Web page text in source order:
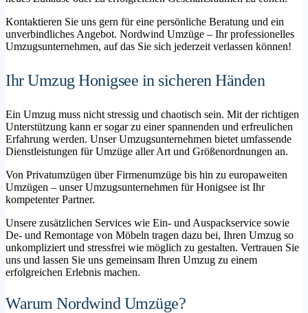
Kontaktieren Sie uns gern für eine persönliche Beratung und ein
unverbindliches Angebot. Nordwind Umzüge – Ihr professionelles
Umzugsunternehmen, auf das Sie sich jederzeit verlassen können!
Ihr Umzug Honigsee in sicheren Händen
Ein Umzug muss nicht stressig und chaotisch sein. Mit der richtigen
Unterstützung kann er sogar zu einer spannenden und erfreulichen
Erfahrung werden. Unser Umzugsunternehmen bietet umfassende
Dienstleistungen für Umzüge aller Art und Größenordnungen an.
Von Privatumzügen über Firmenumzüge bis hin zu europaweiten
Umzügen – unser Umzugsunternehmen für Honigsee ist Ihr
kompetenter Partner.
Unsere zusätzlichen Services wie Ein- und Auspackservice sowie
De- und Remontage von Möbeln tragen dazu bei, Ihren Umzug so
unkompliziert und stressfrei wie möglich zu gestalten. Vertrauen Sie
uns und lassen Sie uns gemeinsam Ihren Umzug zu einem
erfolgreichen Erlebnis machen.
Warum Nordwind Umzüge?